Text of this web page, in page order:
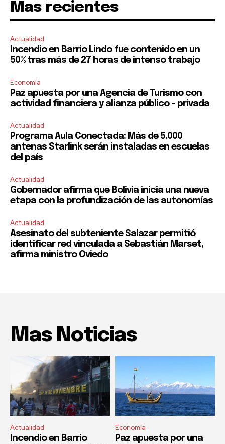
Mas recientes
Actualidad
Incendio en Barrio Lindo fue contenido en un
50% tras más de 27 horas de intenso trabajo
Economía
Paz apuesta por una Agencia de Turismo con
actividad financiera y alianza público – privada
Actualidad
Programa Aula Conectada: Más de 5.000
antenas Starlink serán instaladas en escuelas
del país
Actualidad
Gobernador afirma que Bolivia inicia una nueva
etapa con la profundización de las autonomías
Actualidad
Asesinato del subteniente Salazar permitió
identificar red vinculada a Sebastián Marset,
afirma ministro Oviedo
Mas Noticias
Actualidad
Incendio en Barrio
Economía
Paz apuesta por una